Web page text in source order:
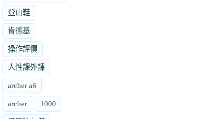
登山鞋
肯德基
操作評價
人性課外課
archer a6
archer 1000